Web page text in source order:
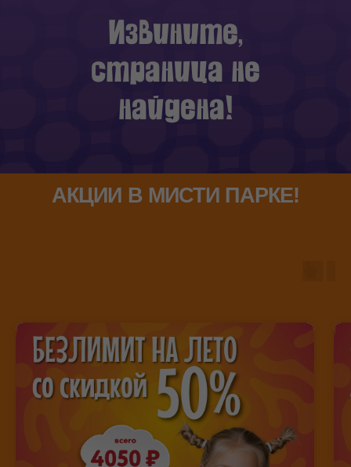
Извините,
страница не
найдена!
АКЦИИ В МИСТИ ПАРКЕ!